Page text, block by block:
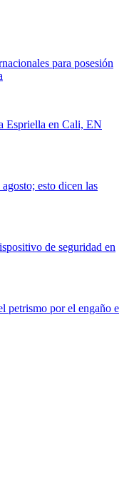
para posesión
Espriella en Cali, EN
esto dicen las
de seguridad en
petrismo por el engaño e